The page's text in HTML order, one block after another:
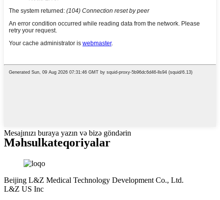
Mesajınızı buraya yazın və bizə göndərin
Məhsulkateqoriyalar
Beijing L&Z Medical Technology Development Co., Ltd.
L&Z US Inc